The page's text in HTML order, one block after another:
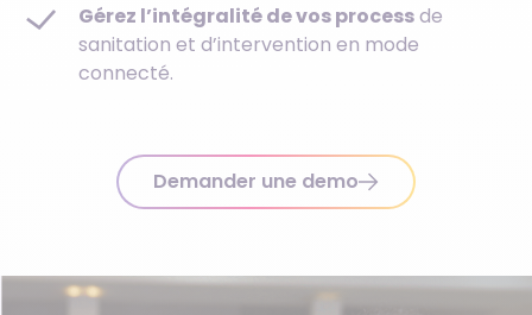
Gérez l’intégralité de vos processde
sanitation et d’intervention en mode
connecté.
Demander une demo